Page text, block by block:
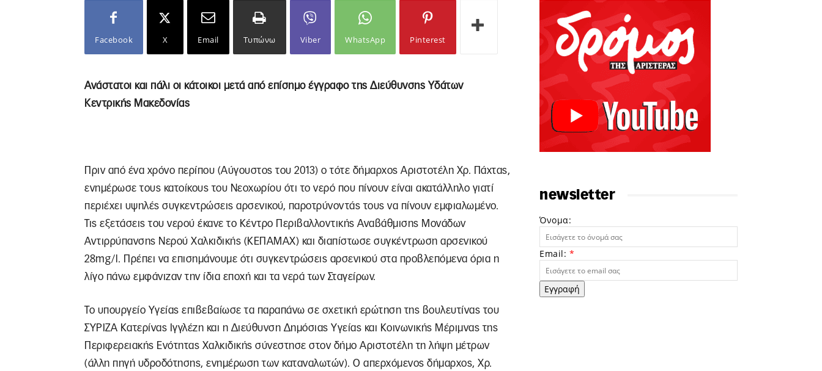
Facebook X Email Τυπώνω Viber WhatsApp Pinterest
Ανάστατοι και πάλι οι κάτοικοι μετά από επίσημο έγγραφο της Διεύθυνσης Υδάτων
Κεντρικής Μακεδονίας
Πριν από ένα χρόνο περίπου (Αύγουστος του 2013) ο τότε δήμαρχος Αριστοτέλη Χρ. Πάχτας,
ενημέρωσε τους κατοίκους του Νεοχωρίου ότι το νερό που πίνουν είναι ακατάλληλο γιατί
περιέχει υψηλές συγκεντρώσεις αρσενικού, παροτρύνοντάς τους να πίνουν εμφιαλωμένο.
Τις εξετάσεις του νερού έκανε το Κέντρο Περιβαλλοντικής Αναβάθμισης Μονάδων
Αντιρρύπανσης Νερού Χαλκιδικής (ΚΕΠΑΜΑΧ) και διαπίστωσε συγκέντρωση αρσενικού
28mg/l. Πρέπει να επισημάνουμε ότι συγκεντρώσεις αρσενικού στα προβλεπόμενα όρια η
λίγο πάνω εμφάνιζαν την ίδια εποχή και τα νερά των Σταγείρων.
Το υπουργείο Υγείας επιβεβαίωσε τα παραπάνω σε σχετική ερώτηση της βουλευτίνας του
ΣΥΡΙΖΑ Κατερίνας Ιγγλέζη και η Διεύθυνση Δημόσιας Υγείας και Κοινωνικής Μέριμνας της
Περιφερειακής Ενότητας Χαλκιδικής σύνεστησε στον δήμο Αριστοτέλη τη λήψη μέτρων
(άλλη πηγή υδροδότησης, ενημέρωση των καταναλωτών). Ο απερχόμενος δήμαρχος, Χρ.
newsletter
Όνομα:
Email: *
Εγγραφή